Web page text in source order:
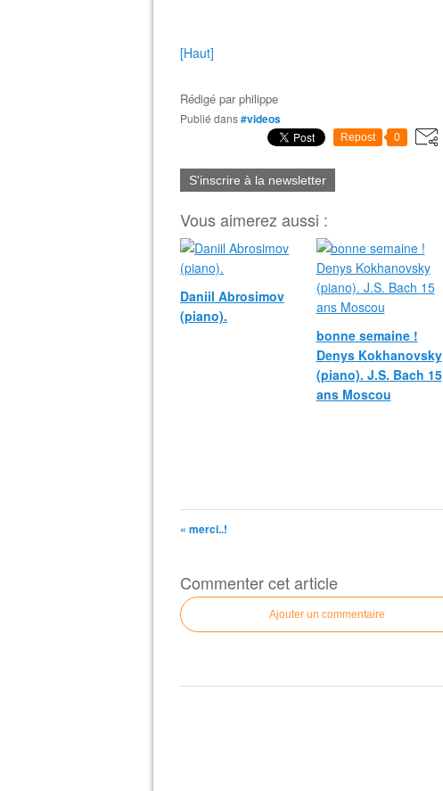
[Haut]
Rédigé parphilippe
Publié dans#videos
Repost 0
S'inscrire à la newsletter
Vous aimerez aussi :
Daniil Abrosimov
(piano).
bonne semaine !
Denys Kokhanovsky
(piano). J.S. Bach 15
ans Moscou
« merci..!
Commenter cet article
Ajouter un commentaire